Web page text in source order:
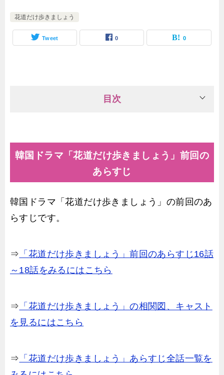
花道だけ歩きましょう
Tweet 0 0
目次
韓国ドラマ「花道だけ歩きましょう」前回の
あらすじ
韓国ドラマ「花道だけ歩きましょう」の前回のあ
らすじです。
⇒ 「花道だけ歩きましょう」前回のあらすじ16話
～18話をみるにはこちら
⇒ 「花道だけ歩きましょう」の相関図、キャスト
を見るにはこちら
⇒ 「花道だけ歩きましょう」あらすじ全話一覧を